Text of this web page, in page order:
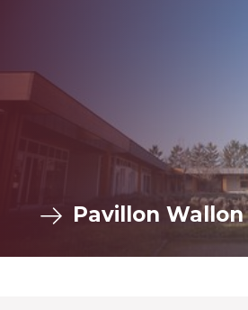
Pavillon Wallon